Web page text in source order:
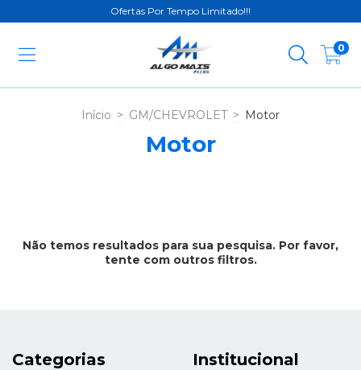
Ofertas Por Tempo Limitado!!!
0
Início > GM/CHEVROLET > Motor
Motor
Não temos resultados para sua pesquisa. Por favor,
tente com outros filtros.
Categorias Institucional